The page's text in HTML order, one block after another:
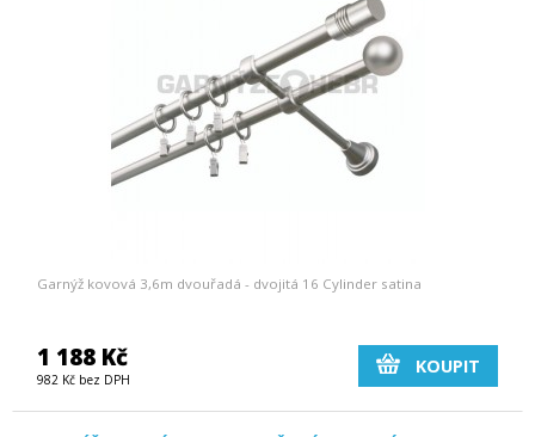
Garnýž kovová 3,6m dvouřadá - dvojitá 16 Cylinder satina
1 188 Kč
982 Kč bez DPH
KOUPIT